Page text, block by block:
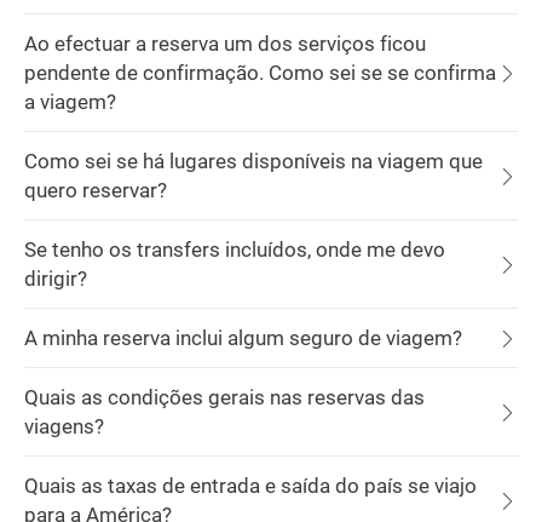
Ao efectuar a reserva um dos serviços ficou
pendente de confirmação. Como sei se se confirma
a viagem?
Como sei se há lugares disponíveis na viagem que
quero reservar?
Se tenho os transfers incluídos, onde me devo
dirigir?
A minha reserva inclui algum seguro de viagem?
Quais as condições gerais nas reservas das
viagens?
Quais as taxas de entrada e saída do país se viajo
para a América?